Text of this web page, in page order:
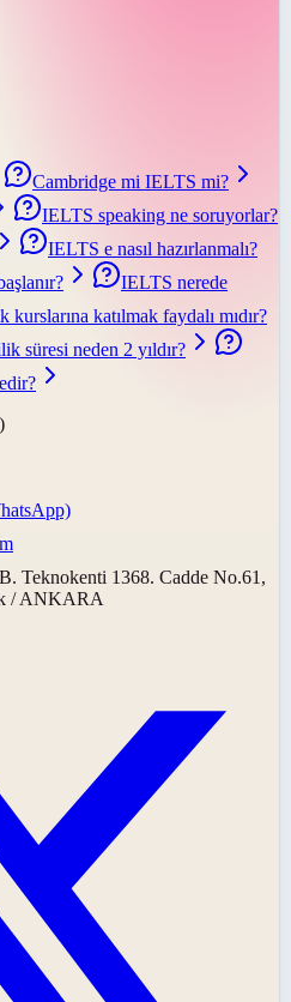
Cambridge mi IELTS mi?
IELTS speaking ne soruyorlar?
IELTS e nasıl hazırlanmalı?
IELTS nerede
kurslarına katılmak faydalı mıdır?
süresi neden 2 yıldır?
Teknokenti 1368. Cadde No.61,
/ ANKARA